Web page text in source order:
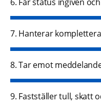
7. Hanterar
8. Tar emot
9. Fastställer tull, skatt